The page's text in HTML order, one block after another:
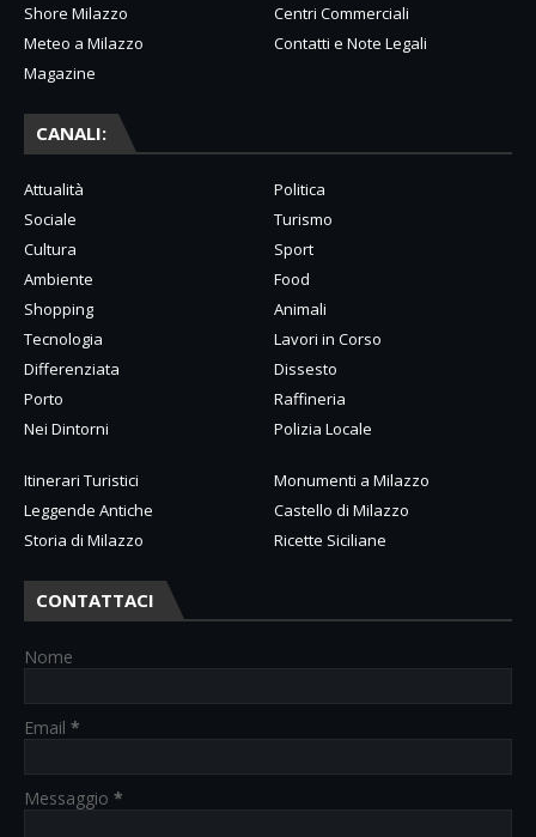
Shore Milazzo
Centri Commerciali
Meteo a Milazzo
Contatti e Note Legali
Magazine
CANALI:
Attualità
Politica
Sociale
Turismo
Cultura
Sport
Ambiente
Food
Shopping
Animali
Tecnologia
Lavori in Corso
Differenziata
Dissesto
Porto
Raffineria
Nei Dintorni
Polizia Locale
Itinerari Turistici
Monumenti a Milazzo
Leggende Antiche
Castello di Milazzo
Storia di Milazzo
Ricette Siciliane
CONTATTACI
Nome
Email *
Messaggio *